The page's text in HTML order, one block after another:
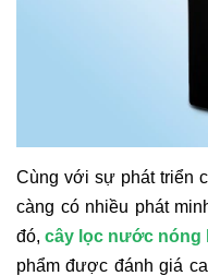
Cùng với sự phát triển
càng có nhiều phát
đó, cây lọc nước nóng
phẩm được đánh giá